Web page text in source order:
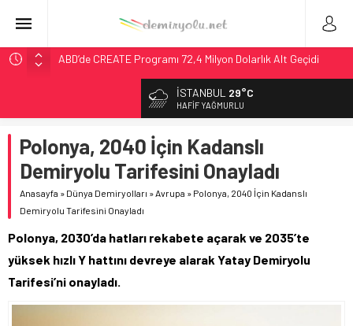
ABD’de CREATE Programı 72,4 Milyon Dolarlık Alt Geçidi
Ukrayna’da Yolcu Trenine İHA Saldırısı: Zamanında Tahliye
DB Modernizasyon Programı: 70. İstasyona Ulaşıldı
GB Railfreight İngiltere’de Lider, Class 99’lar 2026’da Yolda
Wabtec Brezilya’da 1 Milyar Real’lik PTC Anlaşmasını 2031’e
Kadar Tamamlayacak
İSTANBUL 29°C
HAFIF YAĞMURLU
Polonya, 2040 İçin Kadanslı
Demiryolu Tarifesini Onayladı
Anasayfa » Dünya Demiryolları »Avrupa » Polonya, 2040 İçin Kadanslı
Demiryolu Tarifesini Onayladı
Polonya, 2030’da hatları rekabete açarak ve 2035’te
yüksek hızlı Y hattını devreye alarak Yatay Demiryolu
Tarifesi’ni onayladı.